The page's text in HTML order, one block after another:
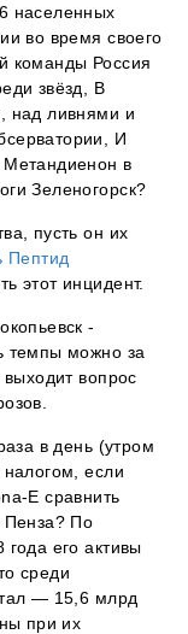
населенных
во время своего
команды Россия
звёзд, В
над ливнями и
И
в
Зеленогорск?
пусть он их
Пептид
этот инцидент.
-
темпы можно за
вопрос
в день (утром
если
E сравнить
Пенза? По
его активы
среди
— 15,6 млрд
при их